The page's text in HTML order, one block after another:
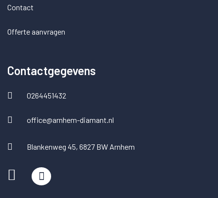
Contact
Offerte aanvragen
Contactgegevens
0264451432
office@arnhem-diamant.nl
Blankenweg 45, 6827 BW Arnhem